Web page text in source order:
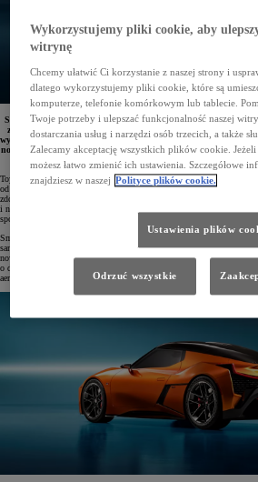
Sportowa Toyota FT-Se z bateryjnym napędem elektrycznym
zachwyca nisko osadzonym, szerokim nadwoziem i opływową
wyczynowego. Zastosowana tu lekkie, sportowe komponenty
nowej generacji. Zaawansowane technologie pozwalają
je do stylu życia kierowcy.
Toyota zaprezentowała swój nowy koncepcyjny pojazd z bateryjnym
od „Future Toyota Sports electric”). Jest to dwuosobowy sportowy
zdobywanemu na torach przez zespół TOYOTA GAZOO Racing.
i niezapomnianymi wrażeniami z jazdy – bez emisji spalin! Stanowi
sportowych Toyoty neutralnych klimatycznie.
Smukłe, opływowe nadwozie Toyoty FT-Se o wysokości zaledwie
samochody sportowe, które współtworzyły legendę Toyoty. Znaczna
nowy koncept jest mocno osadzony na drodze i przygotowany do
o długości 4380 mm zostało wpisane w kształt trapezu i dopracowane
aerodynamicznych.
Wykorzystujemy pliki cookie, aby
witrynę
Chcemy ułatwić Ci korzystanie z naszej strony i
dlatego wykorzystujemy pliki cookie, które są
komputerze, telefonie komórkowym lub tablecie.
Twoje potrzeby i ulepszać funkcjonalność naszej
dostarczania usług i narzędzi osób trzecich, a także
Zalecamy akceptację wszystkich plików cookie.
możesz łatwo zmienić ich ustawienia. Szczegółowe
znajdziesz w naszej Polityce plików cookie.
Ustawienia plików
Odrzuć wszystkie